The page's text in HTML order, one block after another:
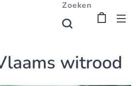
Zoeken
witrood